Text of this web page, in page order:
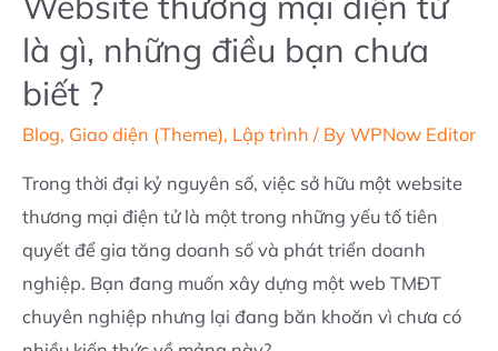
nay
là gì, những điều bạn chưa
biết ?
Blog, Giao diện (Theme), Lập trình / By WPNow Editor
Trong thời đại kỷ nguyên số, việc sở hữu một website
thương mại điện tử là một trong những yếu tố tiên
quyết để gia tăng doanh số và phát triển doanh
nghiệp. Bạn đang muốn xây dựng một web TMĐT
chuyên nghiệp nhưng lại đang băn khoăn vì chưa có